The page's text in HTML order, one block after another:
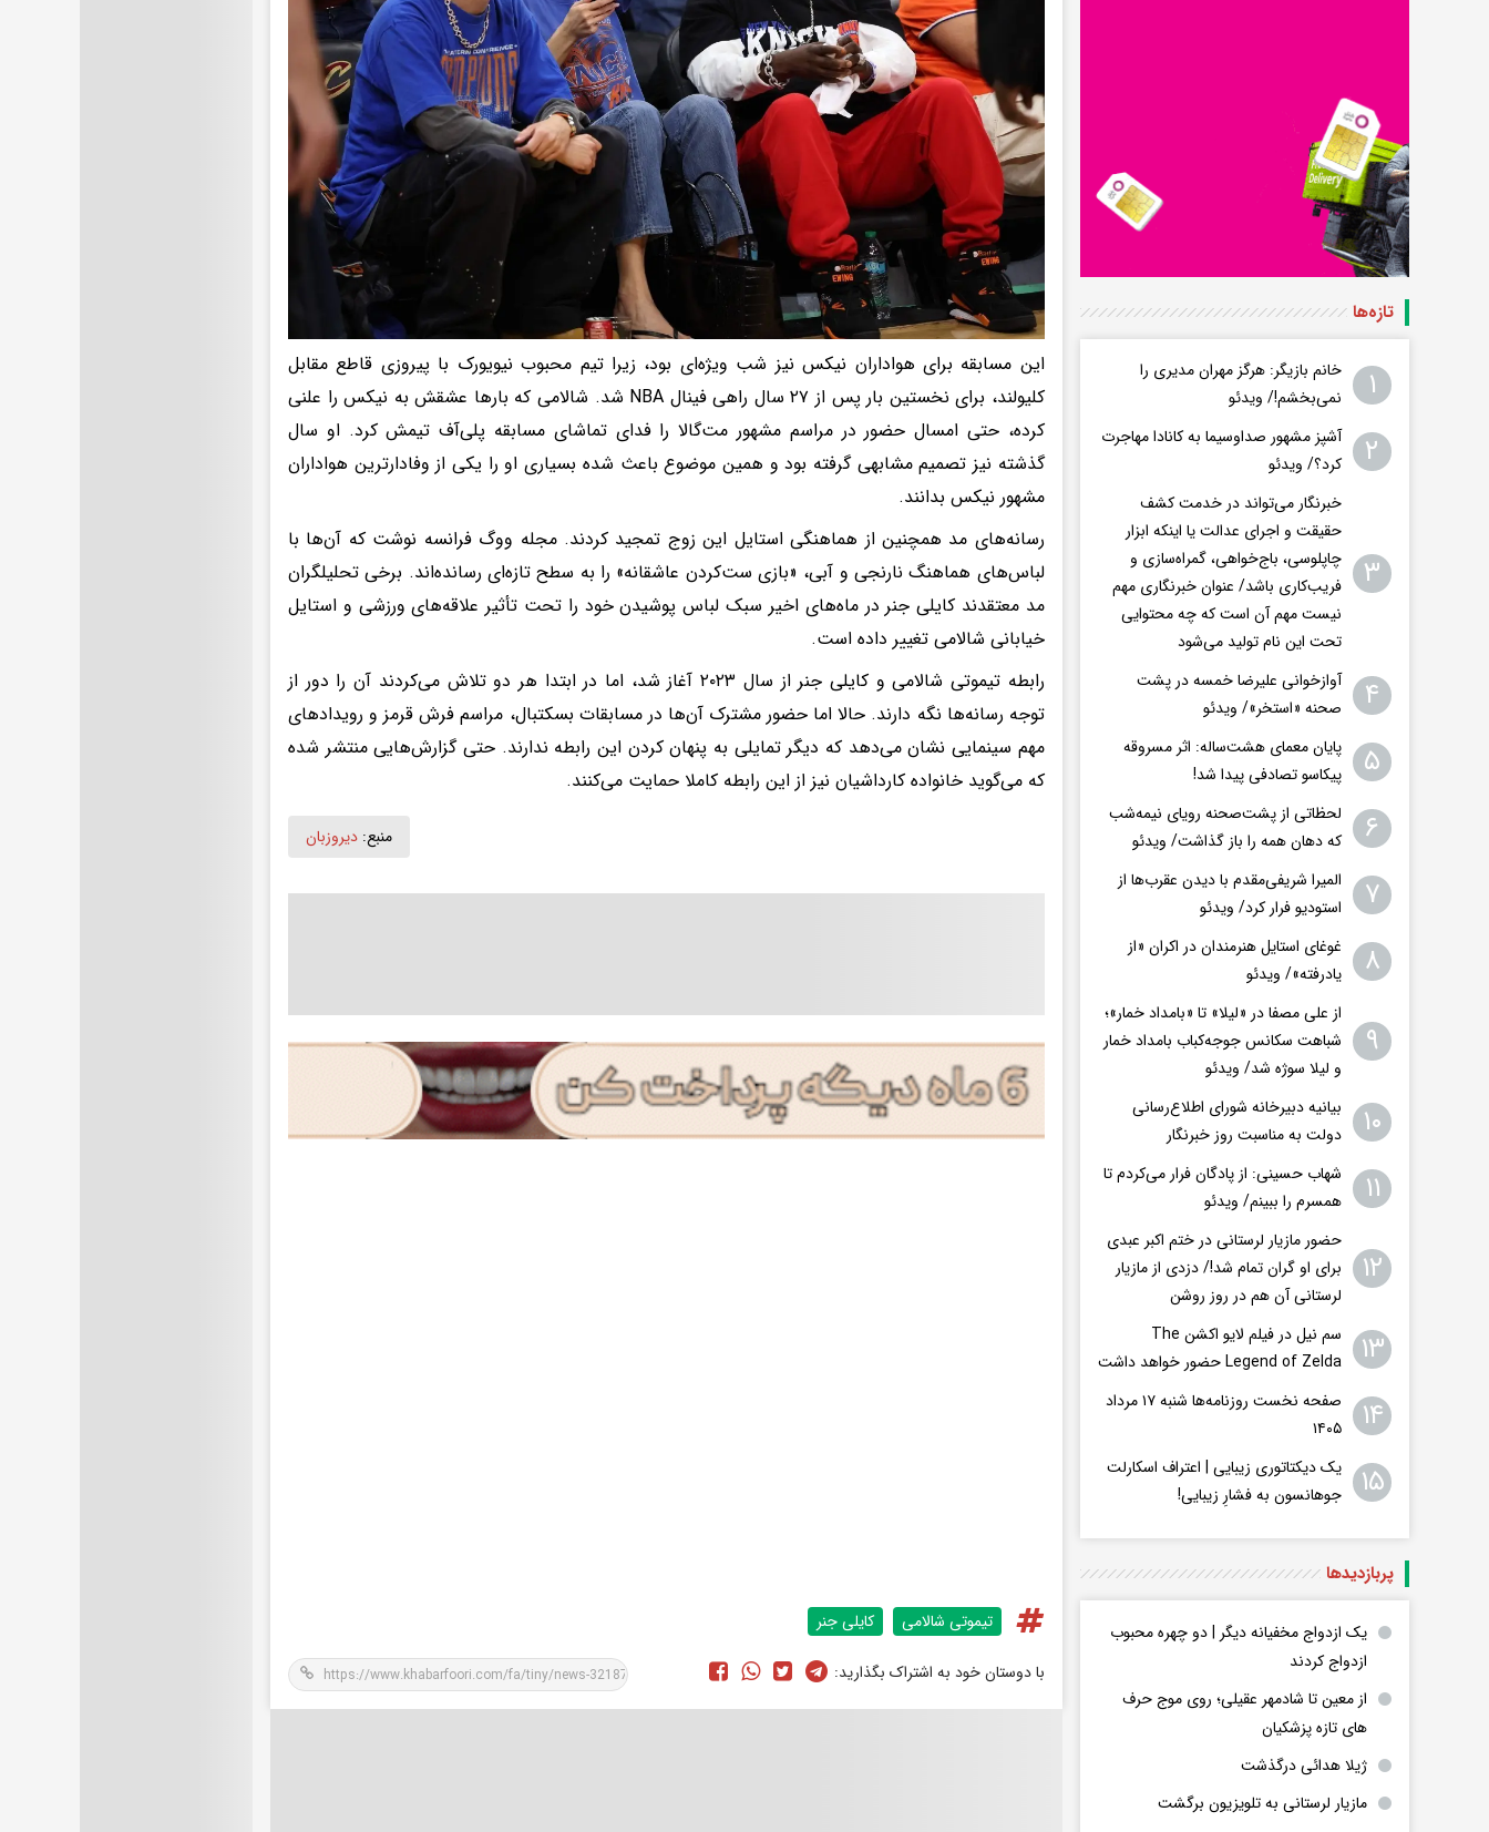
این مسابقه برای هواداران نیکس نیز شب ویژه‌ای بود، زیرا تیم محبوب نیویورک با پیروزی قاطع مقابل
کلیولند، برای نخستین بار پس از ۲۷ سال راهی فینال NBA شد. شالامی که بارها عشقش به نیکس را علنی
کرده، حتی امسال حضور در مراسم مشهور مت‌گالا را فدای تماشای مسابقه پلی‌آف تیمش کرد. او سال
گذشته نیز تصمیم مشابهی گرفته بود و همین موضوع باعث شده بسیاری او را یکی از وفادارترین هواداران
مشهور نیکس بدانند.
رسانه‌های مد همچنین از هماهنگی استایل این زوج تمجید کردند. مجله ووگ فرانسه نوشت که آن‌ها با
لباس‌های هماهنگ نارنجی و آبی، «بازی ست‌کردن عاشقانه» را به سطح تازه‌ای رسانده‌اند. برخی تحلیلگران
مد معتقدند کایلی جنر در ماه‌های اخیر سبک لباس پوشیدن خود را تحت تأثیر علاقه‌های ورزشی و استایل
خیابانی شالامی تغییر داده است.
رابطه تیموتی شالامی و کایلی جنر از سال ۲۰۲۳ آغاز شد، اما در ابتدا هر دو تلاش می‌کردند آن را دور از
توجه رسانه‌ها نگه دارند. حالا اما حضور مشترک آن‌ها در مسابقات بسکتبال، مراسم فرش قرمز و رویدادهای
مهم سینمایی نشان می‌دهد که دیگر تمایلی به پنهان کردن این رابطه ندارند. حتی گزارش‌هایی منتشر شده
که می‌گوید خانواده کارداشیان نیز از این رابطه کاملا حمایت می‌کنند.
منبع: دیروزبان
تیموتی شالامی کایلی جنر
با دوستان خود به اشتراک بگذارید:
تازه‌ها
۱
خانم بازیگر: هرگز مهران مدیری را
نمی‌بخشم!/ ویدئو
۲
آشپز مشهور صداوسیما به کانادا مهاجرت
کرد؟/ ویدئو
۳
خبرنگار می‌تواند در خدمت کشف
حقیقت و اجرای عدالت یا اینکه ابزار
چاپلوسی، باج‌خواهی، گمراه‌سازی و
فریب‌کاری باشد/ عنوان خبرنگاری مهم
نیست مهم آن است که چه محتوایی
تحت این نام تولید می‌شود
۴
آوازخوانی علیرضا خمسه در پشت
صحنه «استخر»/ ویدئو
۵
پایان معمای هشت‌ساله: اثر مسروقه
پیکاسو تصادفی پیدا شد!
۶
لحظاتی از پشت‌صحنه رویای نیمه‌شب
که دهان همه را باز گذاشت/ ویدئو
۷
المیرا شریفی‌مقدم با دیدن عقرب‌ها از
استودیو فرار کرد/ ویدئو
۸
غوغای استایل هنرمندان در اکران «از
یادرفته»/ ویدئو
۹
از علی مصفا در «لیلا» تا «بامداد خمار»؛
شباهت سکانس جوجه‌کباب بامداد خمار
و لیلا سوژه شد/ ویدئو
۱۰
بیانیه دبیرخانه شورای اطلاع‌رسانی
دولت به مناسبت روز خبرنگار
۱۱
شهاب حسینی: از پادگان فرار می‌کردم تا
همسرم را ببینم/ ویدئو
۱۲
حضور مازیار لرستانی در ختم اکبر عبدی
برای او گران تمام شد!/ دزدی از مازیار
لرستانی آن هم در روز روشن
۱۳
سم نیل در فیلم لایو اکشن The
Legend of Zelda حضور خواهد داشت
۱۴
صفحه نخست روزنامه‌ها شنبه ۱۷ مرداد
۱۴۰۵
۱۵
یک دیکتاتوری زیبایی | اعتراف اسکارلت
جوهانسون به فشارِ زیبایی!
پربازدید‌ها
یک ازدواج مخفیانه دیگر | دو چهره محبوب
ازدواج کردند
از معین تا شادمهر عقیلی؛ روی موج حرف
های تازه پزشکیان
ژیلا هدائی درگذشت
مازیار لرستانی به تلویزیون برگشت